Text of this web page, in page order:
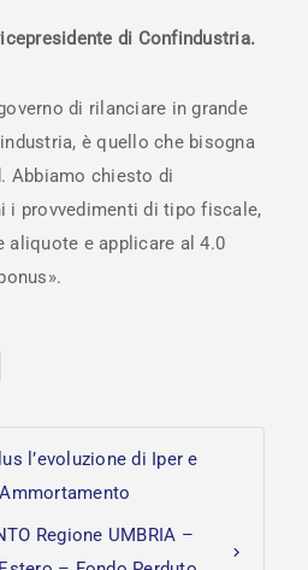
di Confindustria.
di rilanciare in grande
è quello che bisogna
Abbiamo chiesto di
i provvedimenti di tipo fiscale,
aliquote e applicare al 4.0
l’evoluzione di Iper e
Regione UMBRIA –